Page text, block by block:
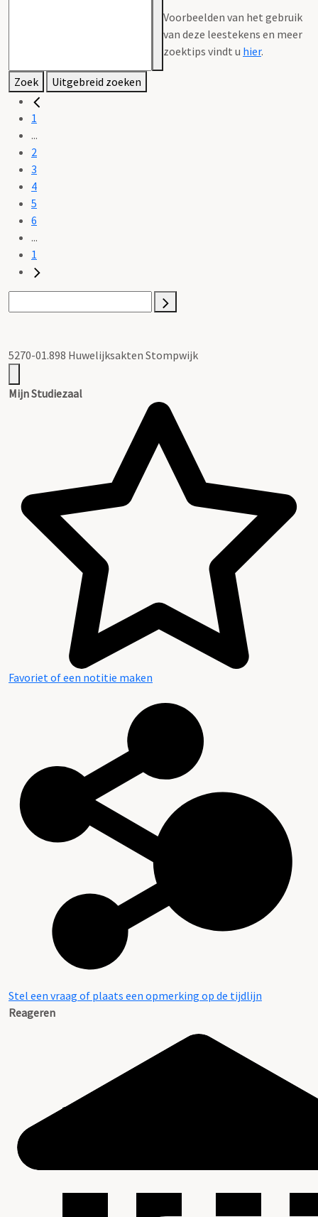
Voorbeelden van het gebruik
van deze leestekens en meer
zoektips vindt u hier.
Zoek Uitgebreid zoeken
1
...
2
3
4
5
6
...
1
5270-01.898 Huwelijksakten Stompwijk
Mijn Studiezaal
Favoriet of een notitie maken
Stel een vraag of plaats een opmerking op de tijdlijn
Reageren